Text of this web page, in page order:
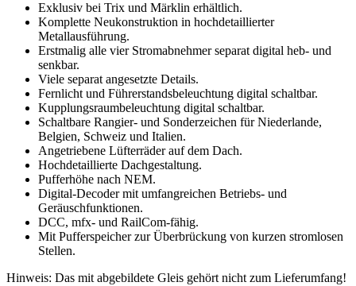
Exklusiv bei Trix und Märklin erhältlich.
Komplette Neukonstruktion in hochdetaillierter
Metallausführung.
Erstmalig alle vier Stromabnehmer separat digital heb- und
senkbar.
Viele separat angesetzte Details.
Fernlicht und Führerstandsbeleuchtung digital schaltbar.
Kupplungsraumbeleuchtung digital schaltbar.
Schaltbare Rangier- und Sonderzeichen für Niederlande,
Belgien, Schweiz und Italien.
Angetriebene Lüfterräder auf dem Dach.
Hochdetaillierte Dachgestaltung.
Pufferhöhe nach NEM.
Digital-Decoder mit umfangreichen Betriebs- und
Geräuschfunktionen.
DCC, mfx- und RailCom-fähig.
Mit Pufferspeicher zur Überbrückung von kurzen stromlosen
Stellen.
Hinweis: Das mit abgebildete Gleis gehört nicht zum Lieferumfang!